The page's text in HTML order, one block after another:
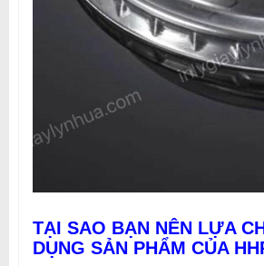
TẠI SAO BẠN NÊN LỰA
DỤNG SẢN PHẨM CỦA